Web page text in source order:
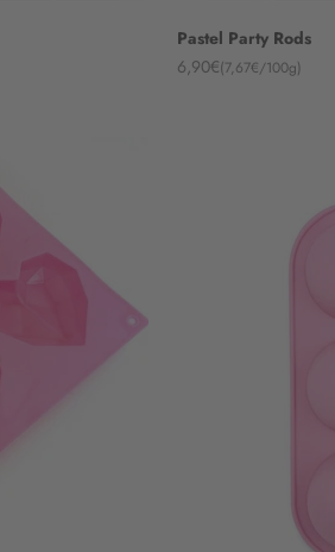
Pastel Party Rods
Angebot
6,90€(7,67€/100g)